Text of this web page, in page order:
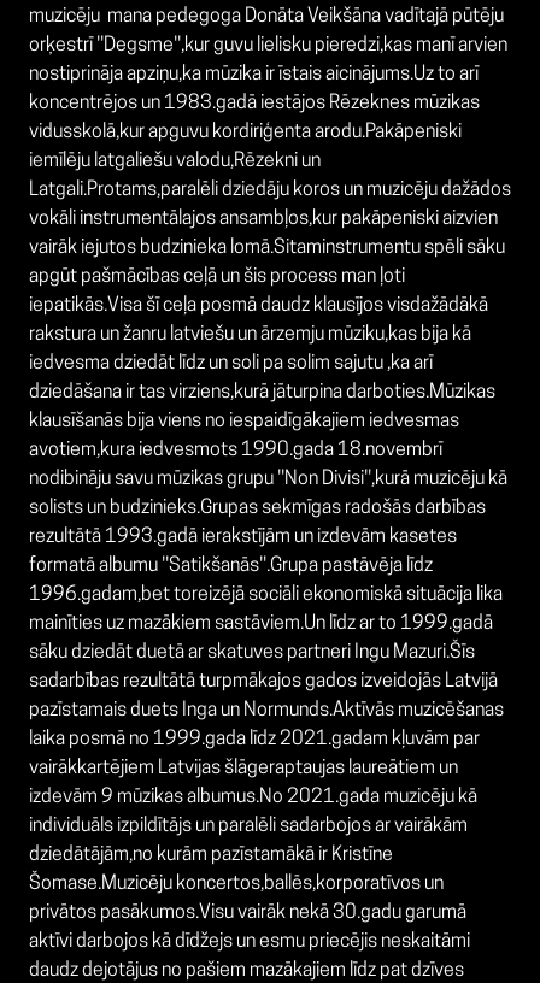
muzicēju mana pedegoga Donāta Veikšāna vadītajā pūtēju
orķestrī ''Degsme'',kur guvu lielisku pieredzi,kas manī arvien
nostiprināja apziņu,ka mūzika ir īstais aicinājums.Uz to arī
koncentrējos un 1983.gadā iestājos Rēzeknes mūzikas
vidusskolā,kur apguvu kordiriģenta arodu.Pakāpeniski
iemīlēju latgaliešu valodu,Rēzekni un
Latgali.Protams,paralēli dziedāju koros un muzicēju dažādos
vokāli instrumentālajos ansambļos,kur pakāpeniski aizvien
vairāk iejutos budzinieka lomā.Sitaminstrumentu spēli sāku
apgūt pašmācības ceļā un šis process man ļoti
iepatikās.Visa šī ceļa posmā daudz klausījos visdažādākā
rakstura un žanru latviešu un ārzemju mūziku,kas bija kā
iedvesma dziedāt līdz un soli pa solim sajutu ,ka arī
dziedāšana ir tas virziens,kurā jāturpina darboties.Mūzikas
klausīšanās bija viens no iespaidīgākajiem iedvesmas
avotiem,kura iedvesmots 1990.gada 18.novembrī
nodibināju savu mūzikas grupu ''Non Divisi'',kurā muzicēju kā
solists un budzinieks.Grupas sekmīgas radošās darbības
rezultātā 1993.gadā ierakstījām un izdevām kasetes
formatā albumu ''Satikšanās''.Grupa pastāvēja līdz
1996.gadam,bet toreizējā sociāli ekonomiskā situācija lika
mainīties uz mazākiem sastāviem.Un līdz ar to 1999.gadā
sāku dziedāt duetā ar skatuves partneri Ingu Mazuri.Šīs
sadarbības rezultātā turpmākajos gados izveidojās Latvijā
pazīstamais duets Inga un Normunds.Aktīvās muzicēšanas
laika posmā no 1999.gada līdz 2021.gadam kļuvām par
vairākkartējiem Latvijas šlāgeraptaujas laureātiem un
izdevām 9 mūzikas albumus.No 2021.gada muzicēju kā
individuāls izpildītājs un paralēli sadarbojos ar vairākām
dziedātājām,no kurām pazīstamākā ir Kristīne
Šomase.Muzicēju koncertos,ballēs,korporatīvos un
privātos pasākumos.Visu vairāk nekā 30.gadu garumā
aktīvi darbojos kā dīdžejs un esmu priecējis neskaitāmi
daudz dejotājus no pašiem mazākajiem līdz pat dzīves